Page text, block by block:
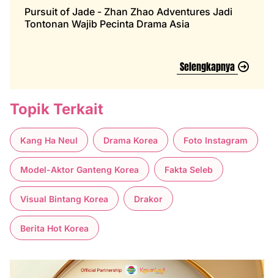
Pursuit of Jade - Zhan Zhao Adventures Jadi
Tontonan Wajib Pecinta Drama Asia
Selengkapnya
Topik Terkait
Kang Ha Neul Drama Korea Foto Instagram
Model-Aktor Ganteng Korea Fakta Seleb
Visual Bintang Korea Drakor
Berita Hot Korea